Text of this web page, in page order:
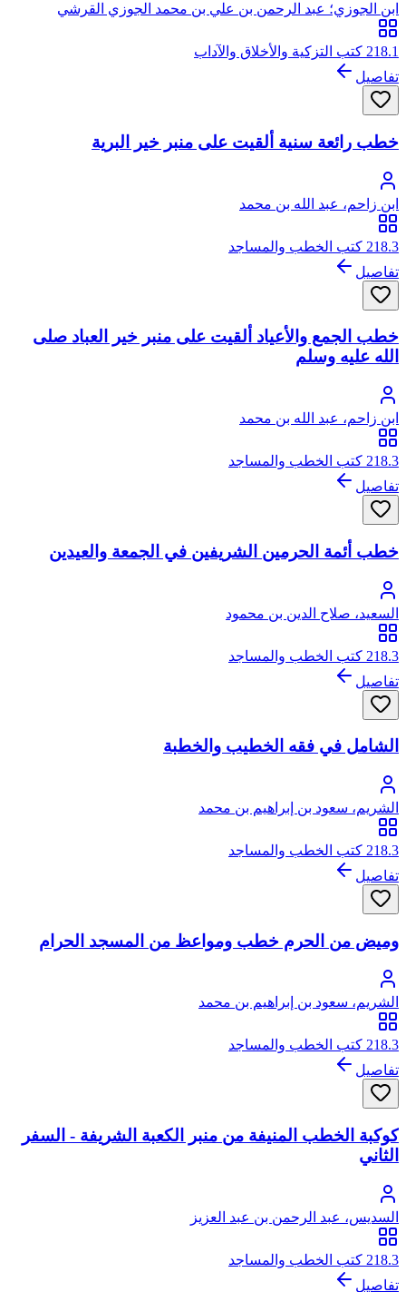
ابن الجوزي؛ عبد الرحمن بن علي بن محمد الجوزي القرشي
البغدادي، أبو الفرج
218.1 كتب التزكية والأخلاق والآداب
تفاصيل
خطب رائعة سنية ألقيت على منبر خير البرية
ابن زاحم، عبد الله بن محمد
218.3 كتب الخطب والمساجد
تفاصيل
خطب الجمع والأعياد ألقيت على منبر خير العباد صلى
الله عليه وسلم
ابن زاحم، عبد الله بن محمد
218.3 كتب الخطب والمساجد
تفاصيل
خطب أئمة الحرمين الشريفين في الجمعة والعيدين
السعيد، صلاح الدين بن محمود
218.3 كتب الخطب والمساجد
تفاصيل
الشامل في فقه الخطيب والخطبة
الشريم، سعود بن إبراهيم بن محمد
218.3 كتب الخطب والمساجد
تفاصيل
وميض من الحرم خطب ومواعظ من المسجد الحرام
الشريم، سعود بن إبراهيم بن محمد
218.3 كتب الخطب والمساجد
تفاصيل
كوكبة الخطب المنيفة من منبر الكعبة الشريفة - السفر
الثاني
السديس، عبد الرحمن بن عبد العزيز
218.3 كتب الخطب والمساجد
تفاصيل